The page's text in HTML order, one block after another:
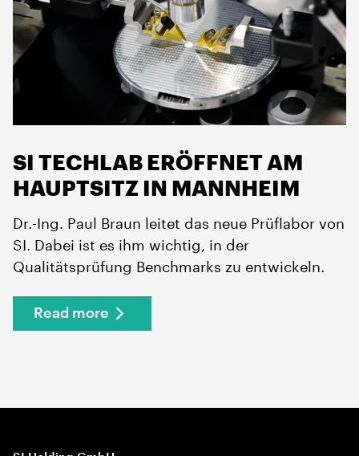
SI TECHLAB ERÖFFNET AM
HAUPTSITZ IN MANNHEIM
Dr.-Ing. Paul Braun leitet das neue Prüflabor von
SI. Dabei ist es ihm wichtig, in der
Qualitätsprüfung Benchmarks zu entwickeln.
Read more